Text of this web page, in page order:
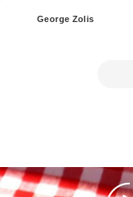
Posted
George Zolis